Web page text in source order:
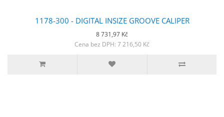
1178-300 - DIGITAL INSIZE GROOVE CALIPER
8 731,97 Kč
Cena bez DPH: 7 216,50 Kč